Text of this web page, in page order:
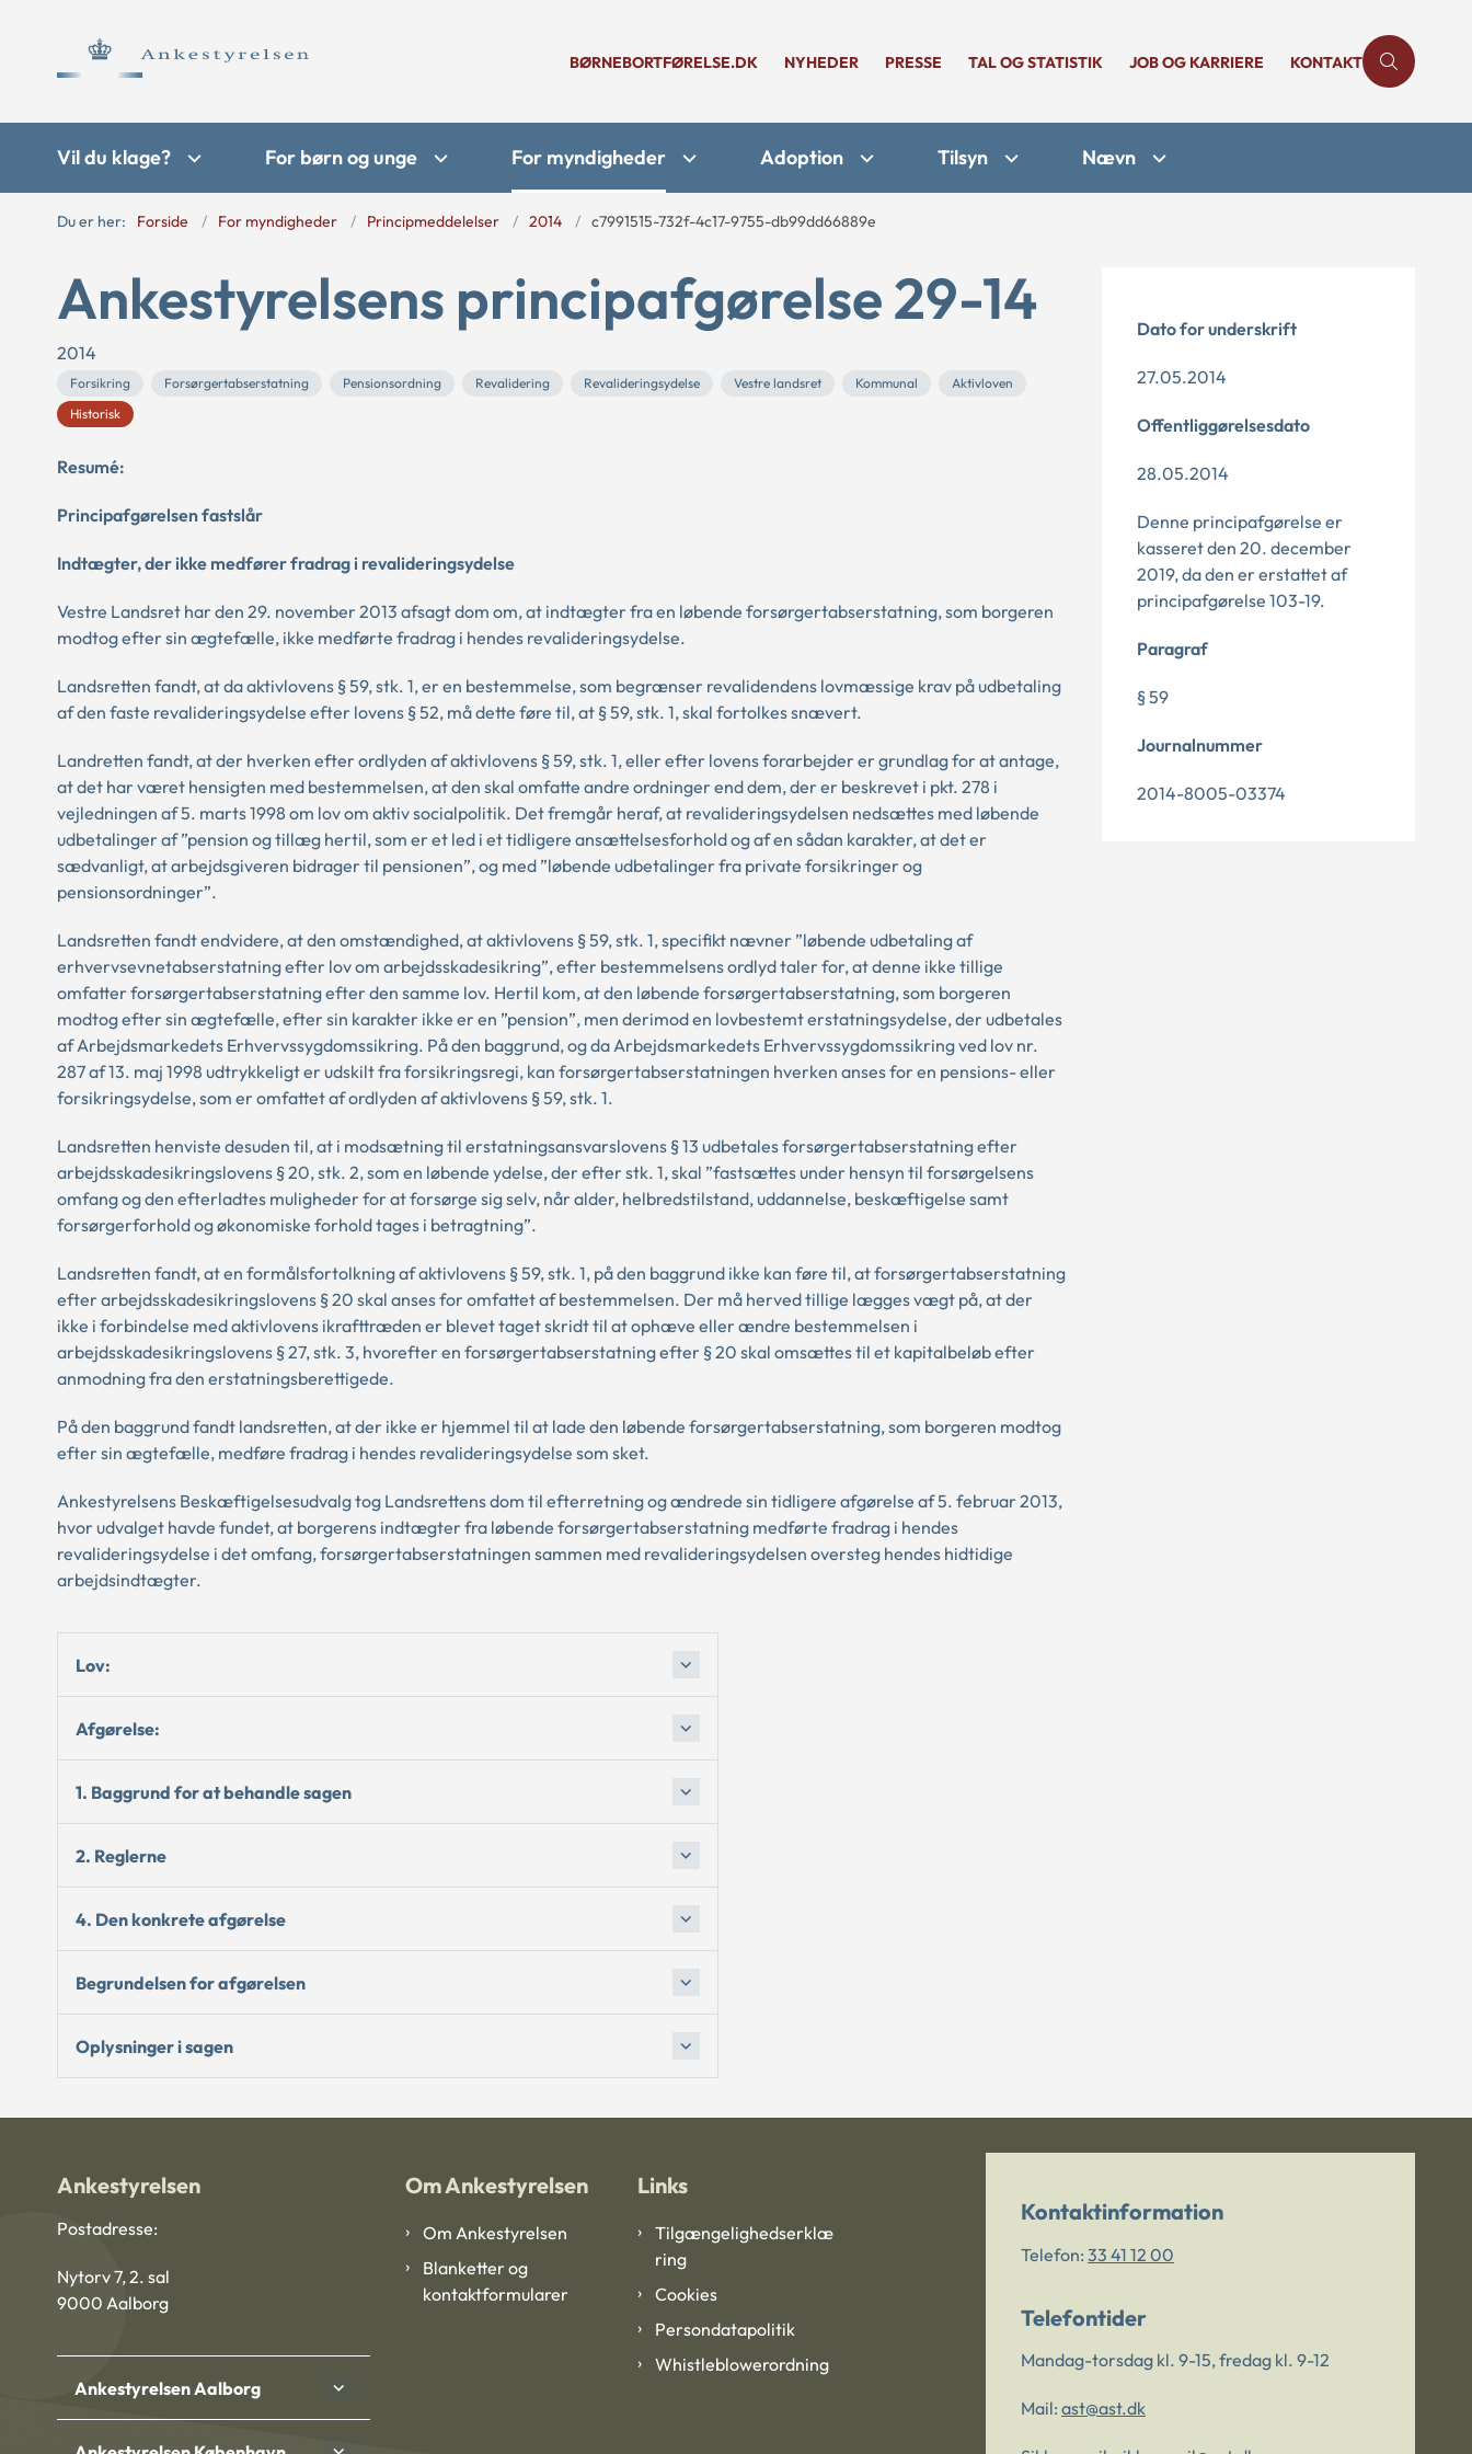
BØRNEBORTFØRELSE.DK NYHEDER PRESSE TAL OG STATISTIK JOB OG KARRIERE KONTAKT
Vil du klage? For børn og unge For myndigheder Adoption Tilsyn Nævn
Du er her: Forside For myndigheder Principmeddelelser 2014 c7991515-732f-4c17-9755-db99dd66889e
Ankestyrelsens principafgørelse 29-14
2014
Forsikring Forsørgertabserstatning Pensionsordning Revalidering Revalideringsydelse Vestre landsret Kommunal
Aktivloven
Historisk
Resumé:
Principafgørelsen fastslår
Indtægter, der ikke medfører fradrag i revalideringsydelse
Vestre Landsret har den 29. november 2013 afsagt dom om, at indtægter fra en løbende forsørgertabserstatning, som borgeren
modtog efter sin ægtefælle, ikke medførte fradrag i hendes revalideringsydelse.
Landsretten fandt, at da aktivlovens § 59, stk. 1, er en bestemmelse, som begrænser revalidendens lovmæssige krav på udbetaling
af den faste revalideringsydelse efter lovens § 52, må dette føre til, at § 59, stk. 1, skal fortolkes snævert.
Landretten fandt, at der hverken efter ordlyden af aktivlovens § 59, stk. 1, eller efter lovens forarbejder er grundlag for at antage,
at det har været hensigten med bestemmelsen, at den skal omfatte andre ordninger end dem, der er beskrevet i pkt. 278 i
vejledningen af 5. marts 1998 om lov om aktiv socialpolitik. Det fremgår heraf, at revalideringsydelsen nedsættes med løbende
udbetalinger af ”pension og tillæg hertil, som er et led i et tidligere ansættelsesforhold og af en sådan karakter, at det er
sædvanligt, at arbejdsgiveren bidrager til pensionen”, og med ”løbende udbetalinger fra private forsikringer og
pensionsordninger”.
Landsretten fandt endvidere, at den omstændighed, at aktivlovens § 59, stk. 1, specifikt nævner ”løbende udbetaling af
erhvervsevnetabserstatning efter lov om arbejdsskadesikring”, efter bestemmelsens ordlyd taler for, at denne ikke tillige
omfatter forsørgertabserstatning efter den samme lov. Hertil kom, at den løbende forsørgertabserstatning, som borgeren
modtog efter sin ægtefælle, efter sin karakter ikke er en ”pension”, men derimod en lovbestemt erstatningsydelse, der udbetales
af Arbejdsmarkedets Erhvervssygdomssikring. På den baggrund, og da Arbejdsmarkedets Erhvervssygdomssikring ved lov nr.
287 af 13. maj 1998 udtrykkeligt er udskilt fra forsikringsregi, kan forsørgertabserstatningen hverken anses for en pensions- eller
forsikringsydelse, som er omfattet af ordlyden af aktivlovens § 59, stk. 1.
Landsretten henviste desuden til, at i modsætning til erstatningsansvarslovens § 13 udbetales forsørgertabserstatning efter
arbejdsskadesikringslovens § 20, stk. 2, som en løbende ydelse, der efter stk. 1, skal ”fastsættes under hensyn til forsørgelsens
omfang og den efterladtes muligheder for at forsørge sig selv, når alder, helbredstilstand, uddannelse, beskæftigelse samt
forsørgerforhold og økonomiske forhold tages i betragtning”.
Landsretten fandt, at en formålsfortolkning af aktivlovens § 59, stk. 1, på den baggrund ikke kan føre til, at forsørgertabserstatning
efter arbejdsskadesikringslovens § 20 skal anses for omfattet af bestemmelsen. Der må herved tillige lægges vægt på, at der
ikke i forbindelse med aktivlovens ikrafttræden er blevet taget skridt til at ophæve eller ændre bestemmelsen i
arbejdsskadesikringslovens § 27, stk. 3, hvorefter en forsørgertabserstatning efter § 20 skal omsættes til et kapitalbeløb efter
anmodning fra den erstatningsberettigede.
På den baggrund fandt landsretten, at der ikke er hjemmel til at lade den løbende forsørgertabserstatning, som borgeren modtog
efter sin ægtefælle, medføre fradrag i hendes revalideringsydelse som sket.
Ankestyrelsens Beskæftigelsesudvalg tog Landsrettens dom til efterretning og ændrede sin tidligere afgørelse af 5. februar 2013,
hvor udvalget havde fundet, at borgerens indtægter fra løbende forsørgertabserstatning medførte fradrag i hendes
revalideringsydelse i det omfang, forsørgertabserstatningen sammen med revalideringsydelsen oversteg hendes hidtidige
arbejdsindtægter.
Lov:
Afgørelse:
1. Baggrund for at behandle sagen
2. Reglerne
4. Den konkrete afgørelse
Begrundelsen for afgørelsen
Oplysninger i sagen
Dato for underskrift
27.05.2014
Offentliggørelsesdato
28.05.2014
Denne principafgørelse er
kasseret den 20. december
2019, da den er erstattet af
principafgørelse 103-19.
Paragraf
§ 59
Journalnummer
2014-8005-03374
Ankestyrelsen
Postadresse:
Nytorv 7, 2. sal
9000 Aalborg
Ankestyrelsen Aalborg
Om Ankestyrelsen
Om Ankestyrelsen
Blanketter og
kontaktformularer
Links
Tilgængelighedserklæ
ring
Cookies
Persondatapolitik
Whistleblowerordning
Kontaktinformation
Telefon: 33 41 12 00
Telefontider
Mandag-torsdag kl. 9-15, fredag kl. 9-12
Mail: ast@ast.dk